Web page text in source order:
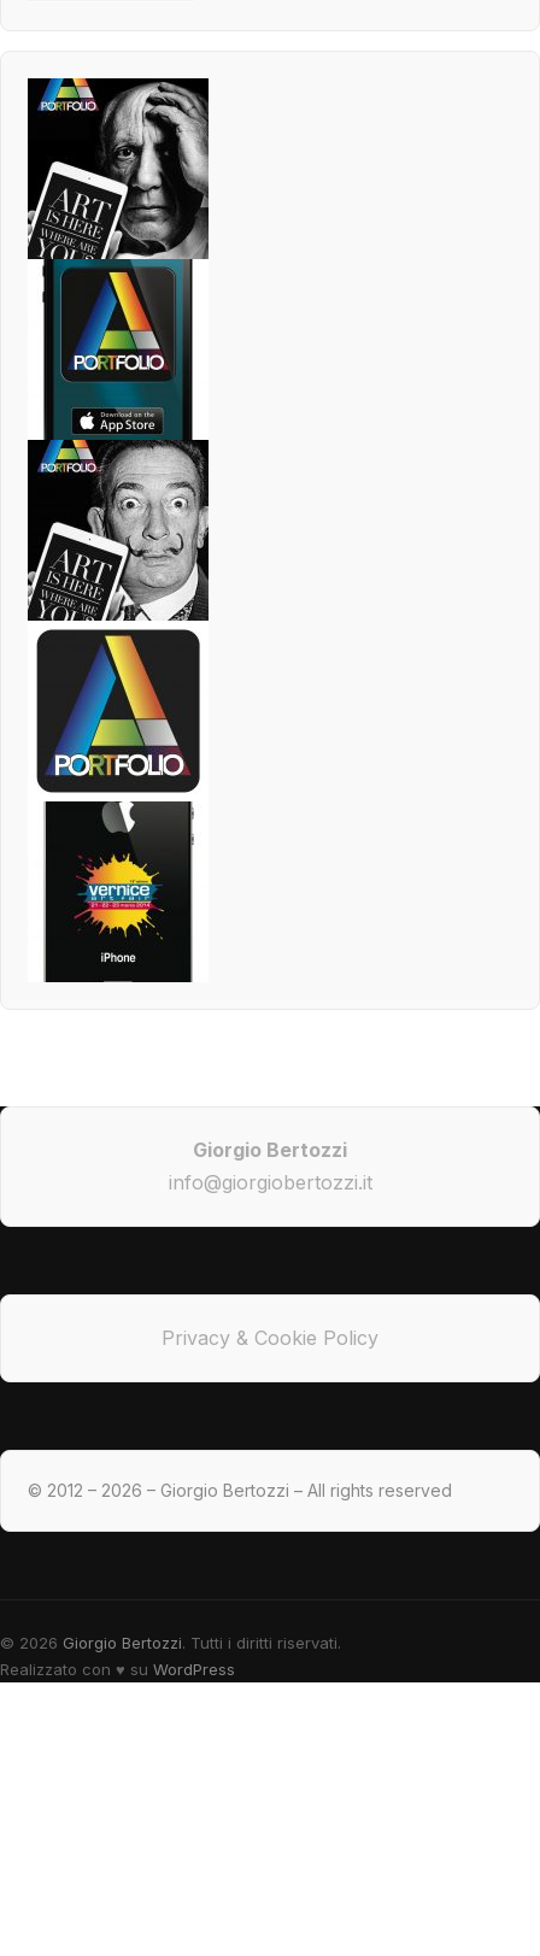
Giorgio Bertozzi
info@giorgiobertozzi.it
Privacy & Cookie Policy
© 2012 – 2026 – Giorgio Bertozzi – All rights reserved
© 2026 Giorgio Bertozzi. Tutti i diritti riservati.
Realizzato con ♥ su WordPress